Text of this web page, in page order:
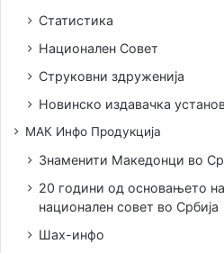
Статистика
Национален Совет
Струковни здруженија
Новинско издавачка
МАК Инфо Продукција
Знаменити Македонци во
20 години од основањето
национален совет во Србија
Шах-инфо